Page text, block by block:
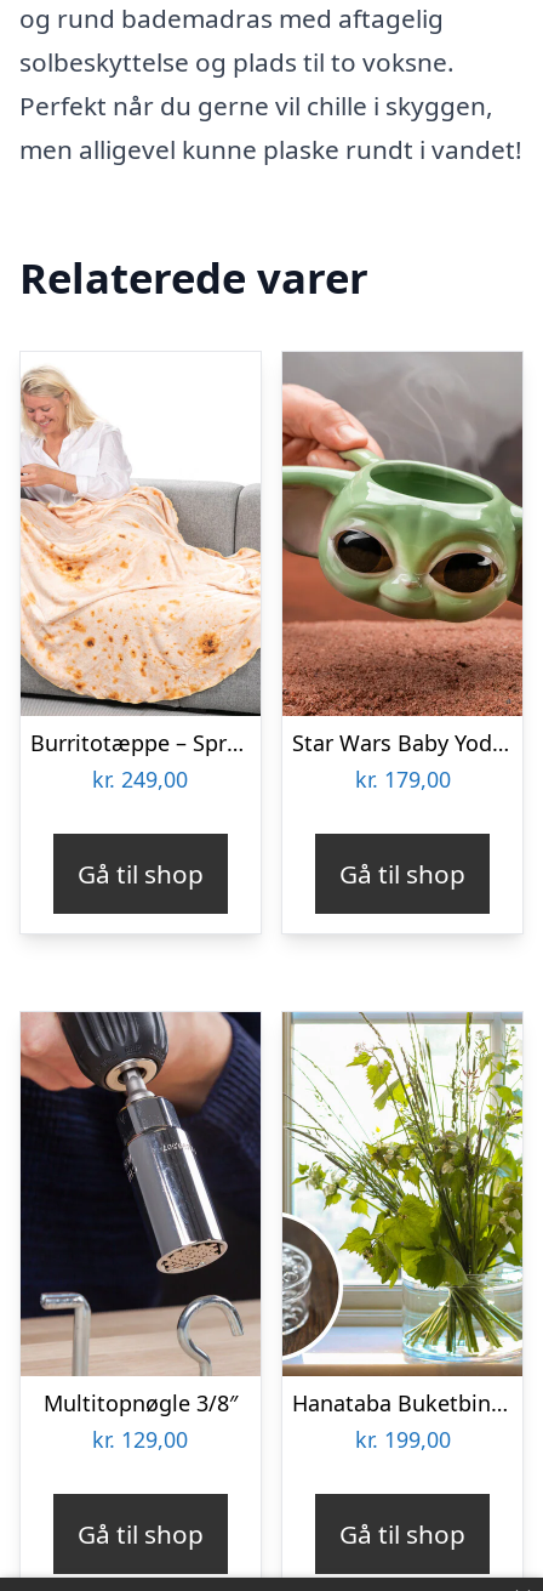
og rund bademadras med aftagelig
solbeskyttelse og plads til to voksne.
Perfekt når du gerne vil chille i skyggen,
men alligevel kunne plaske rundt i vandet!
Relaterede varer
Burritotæppe – Spralla
kr. 249,00
Gå til shop
Star Wars Baby Yoda Krus
kr. 179,00
Gå til shop
Multitopnøgle 3/8″
kr. 129,00
Gå til shop
Hanataba Buketbinder
kr. 199,00
Gå til shop